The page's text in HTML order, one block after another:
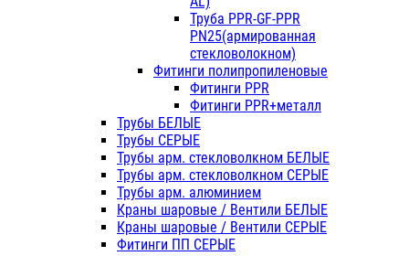
Труба PPR-GF-PPR
PN25(армированная
стекловолокном)
Фитинги полипропиленовые
Фитинги PPR
Фитинги PPR+металл
Трубы БЕЛЫЕ
Трубы СЕРЫЕ
Трубы арм. стекловолкном БЕЛЫЕ
Трубы арм. стекловолкном СЕРЫЕ
Трубы арм. алюминием
Краны шаровые / Вентили БЕЛЫЕ
Краны шаровые / Вентили СЕРЫЕ
Фитинги ПП СЕРЫЕ